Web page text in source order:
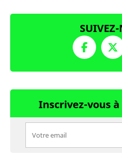
Inscrivez-vous